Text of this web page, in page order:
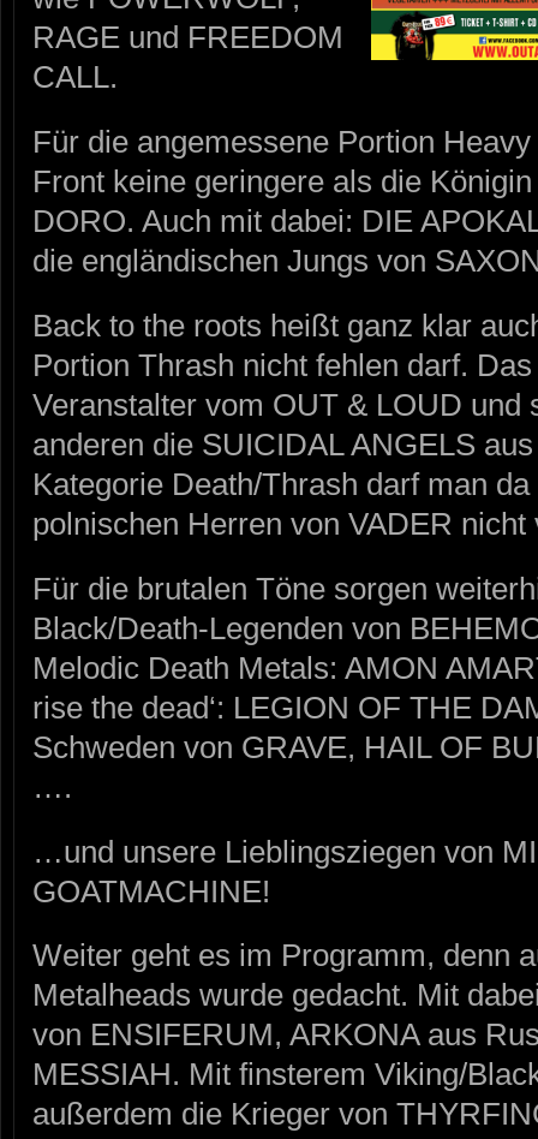
RAGE und FREEDOM
CALL.
Für die angemessene Portion
Front keine geringere als die
DORO. Auch mit dabei: DIE
die engländischen Jungs von
Back to the roots heißt ganz klar
Portion Thrash nicht fehlen darf.
Veranstalter vom OUT & LOUD und
anderen die SUICIDAL ANGELS
Kategorie Death/Thrash darf man
polnischen Herren von VADER nicht
Für die brutalen Töne sorgen
Black/Death-Legenden von
Melodic Death Metals: AMON
rise the dead‘: LEGION OF THE
Schweden von GRAVE, HAIL OF
….
…und unsere Lieblingsziegen von
GOATMACHINE!
Weiter geht es im Programm, denn
Metalheads wurde gedacht. Mit
von ENSIFERUM, ARKONA aus
MESSIAH. Mit finsterem Viking/
außerdem die Krieger von